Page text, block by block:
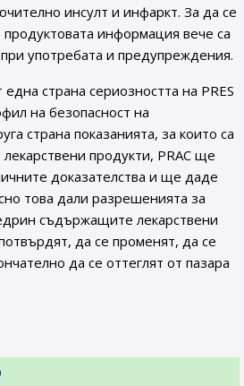
инсулт и инфаркт. За да се
продуктовата информация вече са
употребата и предупреждения.
страна сериозността на PRES
на безопасност на
страна показанията, за които са
продукти, PRAC ще
доказателства и ще даде
това дали разрешенията за
съдържащите лекарствени
да се променят, да се
да се оттеглят от пазара